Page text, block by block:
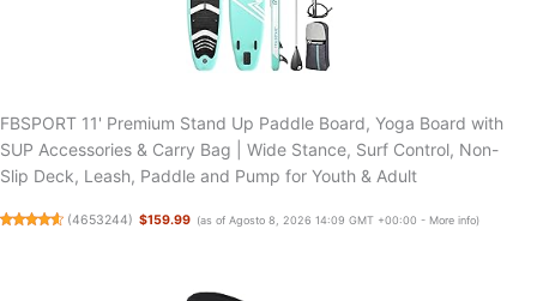
FBSPORT 11' Premium Stand Up Paddle Board, Yoga Board with
SUP Accessories & Carry Bag | Wide Stance, Surf Control, Non-
Slip Deck, Leash, Paddle and Pump for Youth & Adult
(4653244) $159.99 (as of Agosto 8, 2026 14:09 GMT +00:00 - More info)